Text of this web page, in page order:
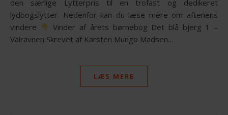
den særlige Lytterpris til en trofast og dedikeret
lydbogslytter. Nedenfor kan du læse mere om aftenens
vindere
Vinder af årets børnebog Det blå bjerg 1 –
Valravnen Skrevet af Karsten Mungo Madsen…
LÆS MERE